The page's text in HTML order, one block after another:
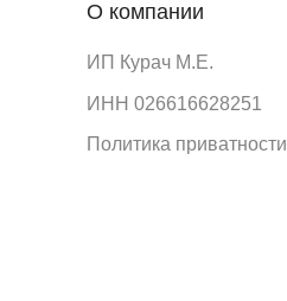
Политика приватности
ИП Курач М.Е.
ИНН 026616628251
О компании